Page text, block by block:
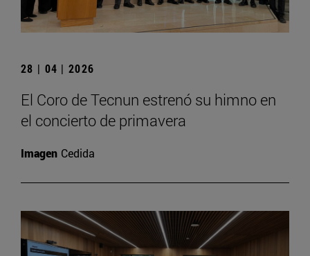
28 | 04 | 2026
El Coro de Tecnun estrenó su himno en
el concierto de primavera
Imagen Cedida